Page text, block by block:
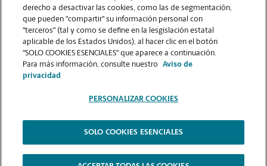
VER LA PÁGINA DE LA TIENDA
2026.
The UPS Store | Aviso de Privacidad | Términos de Uso del Sitio Web |
Contraste Alto
derecho a desactivar las cookies, como las de segmentación,
que pueden "compartir" su información personal con
"terceros" (tal y como se define en la lesgislación estatal
aplicable de los Estados Unidos), al hacer clic en el botón
"SOLO COOKIES ESENCIALES" que aparece a continuación.
Para más información, consulte nuestro
Aviso de
privacidad
PERSONALIZAR COOKIES
SOLO COOKIES ESENCIALES